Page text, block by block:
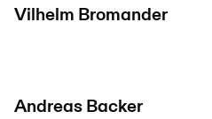
Vilhelm Bromander
Andreas Backer